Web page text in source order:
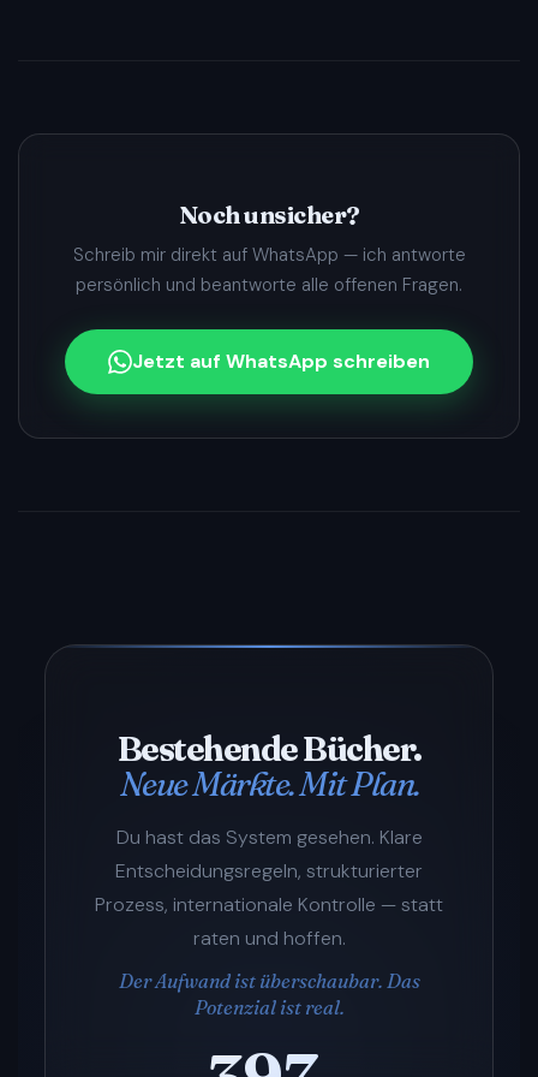
Noch unsicher?
Schreib mir direkt auf WhatsApp — ich antworte
persönlich und beantworte alle offenen Fragen.
Jetzt auf WhatsApp schreiben
Bestehende Bücher.
Neue Märkte. Mit Plan.
Du hast das System gesehen. Klare
Entscheidungsregeln, strukturierter
Prozess, internationale Kontrolle — statt
raten und hoffen.
Der Aufwand ist überschaubar. Das
Potenzial ist real.